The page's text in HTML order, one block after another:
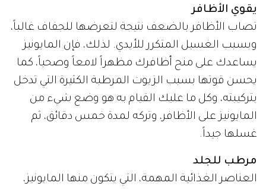
يقوي الأظافر
تصاب الأظافر بالضعف نتيجة لتعرضها للجفاف غالباً،
وبسبب الغسيل المتكرر للأيدي. لذلك، فإن المايونيز
يساعدك على منح أظافرك مظهراً لامعاً وصحياً، كما
يحسن قوتها بسبب الزيوت المرطبة الكثيرة التي تدخل
بتركيبته، وكل ما عليك القيام به هو وضع شيء من
المايونيز على الأظافر، وتركه لمدة خمس دقائق، ثم
غسلها جيداً.
مرطب للجلد
العناصر الغذائية المهمة، التي يتكون منها المايونيز،